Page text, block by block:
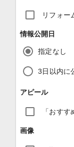
リフォー
情報公開日
指定なし
3日以内に
アピール
「おす
画像